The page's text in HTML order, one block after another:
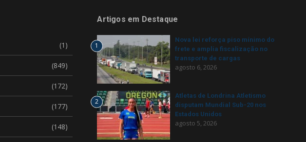
(1)
(849)
(172)
(177)
(148)
Artigos em Destaque
1
Nova lei reforça piso mínimo do
frete e amplia fiscalização no
transporte de cargas
agosto 6, 2026
2
Atletas de Londrina Atletismo
disputam Mundial Sub-20 nos
Estados Unidos
agosto 5, 2026